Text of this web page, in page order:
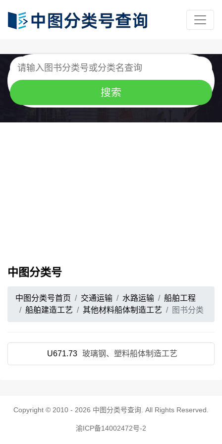
中图分类号
中图分类号首页 交通运输 水路运输
船舶工程
船舶建造工艺
其他材料船体制造工艺 图书分类
U671.73 玻璃钢、塑料船体制造工艺
Copyright © 2010 - 2026 中图分类号查询 . All Rights Reserved.
渝ICP备14002472号-2